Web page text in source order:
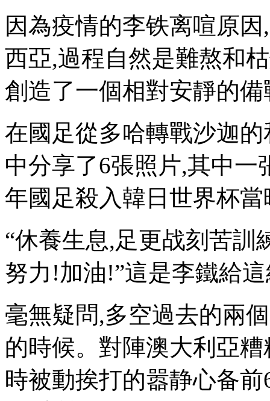
因為疫情的李铁离喧原
西亞,過程自然是難熬和
創造了一個相對安靜的備戰氛
在國足從多哈轉戰沙迦的
中分享了6張照片,其中一
年國足殺入韓日世界杯當
“休養生息,足更战刻苦
努力!加油!”這是李鐵給這
毫無疑問,多空過去的兩
的時候 。對陣澳大利亞
時被動挨打的嚣静心备